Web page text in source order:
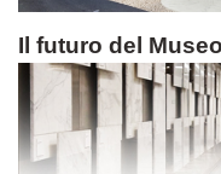
Il futuro del